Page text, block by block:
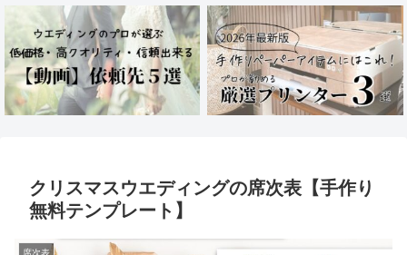
クリスマスウエディングの席次表【手作り
無料テンプレート】
席次表